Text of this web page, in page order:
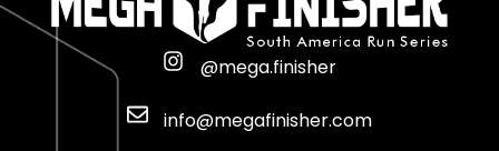
@mega.finisher
info@megafinisher.com